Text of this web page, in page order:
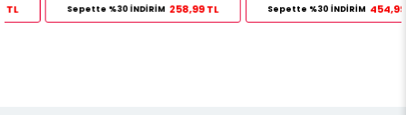
Sepette %30 İNDİRİM 258,99 TL Sepette %30 İNDİRİM 454,99 TL